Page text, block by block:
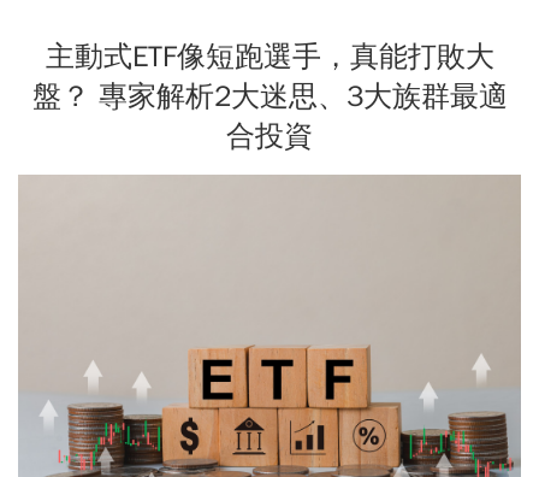
主動式ETF像短跑選手，真能打敗大
盤？ 專家解析2大迷思、3大族群最適
合投資